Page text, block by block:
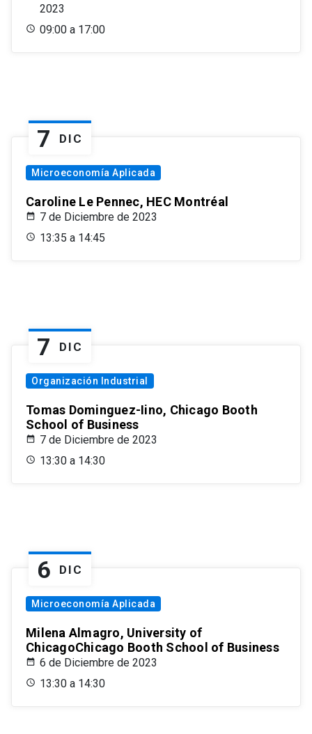
2023
09:00 a 17:00
7 DIC
Microeconomía Aplicada
Caroline Le Pennec, HEC Montréal
7 de Diciembre de 2023
13:35 a 14:45
7 DIC
Organización Industrial
Tomas Dominguez-Iino, Chicago Booth
School of Business
7 de Diciembre de 2023
13:30 a 14:30
6 DIC
Microeconomía Aplicada
Milena Almagro, University of
ChicagoChicago Booth School of Business
6 de Diciembre de 2023
13:30 a 14:30